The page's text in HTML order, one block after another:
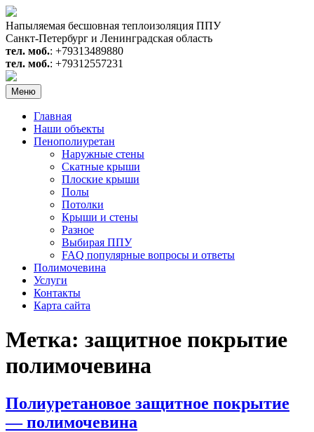
Перейти
к
содержимому
Напыляемая бесшовная теплоизоляция ППУ
Санкт-Петербург и Ленинградская область
тел. моб.: +79313489880
тел. моб.: +79312557231
Меню
Главная
Наши объекты
Пенополиуретан
Наружные стены
Скатные крыши
Плоские крыши
Полы
Потолки
Крыши и стены
Разное
Выбирая ППУ
FAQ популярные вопросы и ответы
Полимочевина
Услуги
Контакты
Карта сайта
Метка: защитное покрытие
полимочевина
Полиуретановое защитное покрытие
— полимочевина